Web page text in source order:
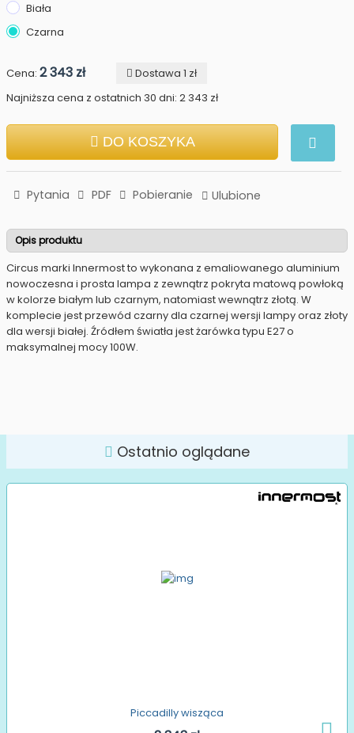
Biała
Czarna
Cena: 2 343 zł
Dostawa 1 zł
Najniższa cena z ostatnich 30 dni: 2 343 zł
DO KOSZYKA
Pytania PDF Pobieranie Ulubione
Opis produktu
Circus marki Innermost to wykonana z emaliowanego aluminium
nowoczesna i prosta lampa z zewnątrz pokryta matową powłoką
w kolorze białym lub czarnym, natomiast wewnątrz złotą. W
komplecie jest przewód czarny dla czarnej wersji lampy oraz złoty
dla wersji białej. Źródłem światła jest żarówka typu E27 o
maksymalnej mocy 100W.
Ostatnio oglądane
Piccadilly wisząca